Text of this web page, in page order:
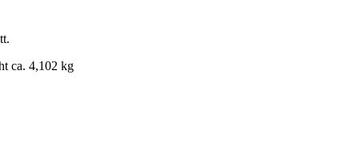
ca. 4,102 kg